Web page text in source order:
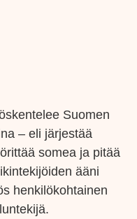
Suomen
– eli järjestää
somea ja pitää
ääni
henkilökohtainen